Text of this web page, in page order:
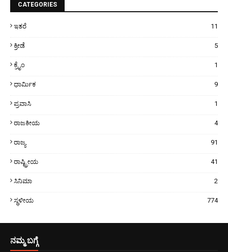
CATEGORIES
ಇತರೆ 11
ಕ್ರೀಡೆ 5
ಕ್ರೈಂ 1
ಧಾರ್ಮಿಕ 9
ಪ್ರವಾಸಿ 1
ರಾಜಕೀಯ 4
ರಾಜ್ಯ 91
ರಾಷ್ಟ್ರೀಯ 41
ಸಿನಿಮಾ 2
ಸ್ಥಳೀಯ 774
ನಮ್ಮ ಬಗ್ಗೆ